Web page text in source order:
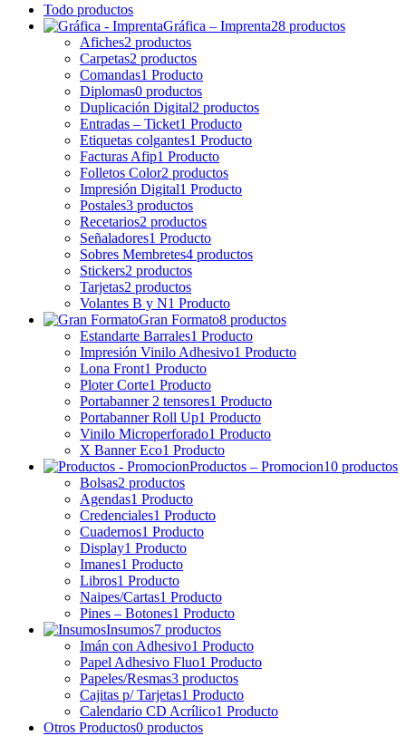
Todo productos
Gráfica – Imprenta28 productos
Afiches2 productos
Carpetas2 productos
Comandas1 Producto
Diplomas0 productos
Duplicación Digital2 productos
Entradas – Ticket1 Producto
Etiquetas colgantes1 Producto
Facturas Afip1 Producto
Folletos Color2 productos
Impresión Digital1 Producto
Postales3 productos
Recetarios2 productos
Señaladores1 Producto
Sobres Membretes4 productos
Stickers2 productos
Tarjetas2 productos
Volantes B y N1 Producto
Gran Formato8 productos
Estandarte Barrales1 Producto
Impresión Vinilo Adhesivo1 Producto
Lona Front1 Producto
Ploter Corte1 Producto
Portabanner 2 tensores1 Producto
Portabanner Roll Up1 Producto
Vinilo Microperforado1 Producto
X Banner Eco1 Producto
Productos – Promocion10 productos
Bolsas2 productos
Agendas1 Producto
Credenciales1 Producto
Cuadernos1 Producto
Display1 Producto
Imanes1 Producto
Libros1 Producto
Naipes/Cartas1 Producto
Pines – Botones1 Producto
Insumos7 productos
Imán con Adhesivo1 Producto
Papel Adhesivo Fluo1 Producto
Papeles/Resmas3 productos
Cajitas p/ Tarjetas1 Producto
Calendario CD Acrílico1 Producto
Otros Productos0 productos